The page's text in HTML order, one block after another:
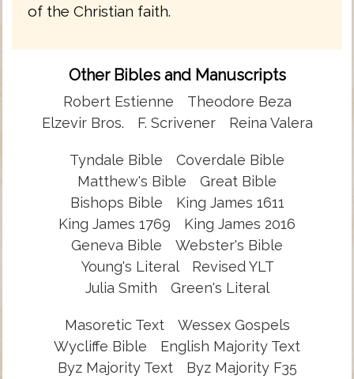
of the Christian faith.
Other Bibles and Manuscripts
Robert Estienne
Theodore Beza
Elzevir Bros.
F. Scrivener Reina Valera
Tyndale Bible
Coverdale Bible
Matthew's Bible
Great Bible
Bishops Bible
King James 1611
King James 1769
King James 2016
Geneva Bible
Webster's Bible
Young's Literal
Revised YLT
Julia Smith
Green's Literal
Masoretic Text
Wessex Gospels
Wycliffe Bible
English Majority Text
Byz Majority Text
Byz Majority F35